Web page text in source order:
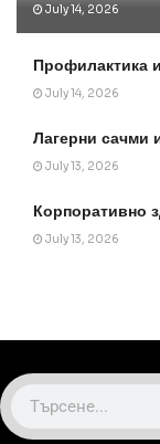
July 14, 2026
Профилактика
July 14, 2026
Лагерни сачми
July 13, 2026
Корпоративно
July 13, 2026